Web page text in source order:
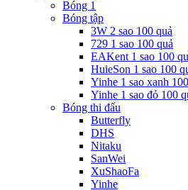
Bóng 1
Bóng tập
3W 2 sao 100 quả
729 1 sao 100 quả
EAKent 1 sao 100
HuieSon 1 sao 100
Yinhe 1 sao xanh
Yinhe 1 sao đỏ 100
Bóng thi đấu
Butterfly
DHS
Nitaku
SanWei
XuShaoFa
Yinhe